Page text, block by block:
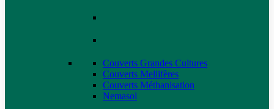
Couverts Grandes Cultures
Couverts Mellifères
Couverts Méthanisation
Nemasol